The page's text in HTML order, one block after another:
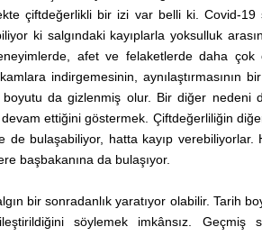
çiftdeğerlikli bir izi var belli ki. Covid-
ki salgındaki kayıplarla yoksulluk
afet ve felaketlerde daha
indirgemesinin, aynılaştırmasının
boyutu da gizlenmiş olur. Bir diğer
ettiğini göstermek. Çiftdeğerliliğin
bulaşabiliyor, hatta kayıp
başbakanına da bulaşıyor.
bir sonradanlık yaratıyor olabilir. Tarih
söylemek imkânsız. Geçmiş